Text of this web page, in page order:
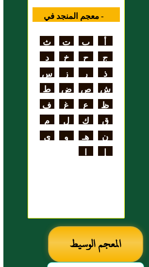
- معجم المنجد في
علي بن الحسن
الهنائي الأزدي
أ ب ت
ث
ج
ح خ
د
ذ
ر ز
س
ش ص ض
ط
ظ
ع غ
ف
ق
ك ل
م
ن
هـ و
ي
إ
ا
المعجم الوسيط